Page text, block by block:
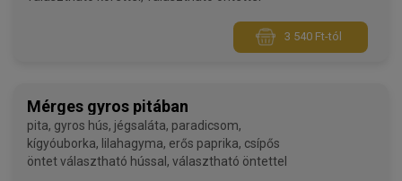
3 540 Ft-tól
Mérges gyros pitában
pita, gyros hús, jégsaláta, paradicsom,
kígyóuborka, lilahagyma, erős paprika, csípős
öntet választható hússal, választható öntettel